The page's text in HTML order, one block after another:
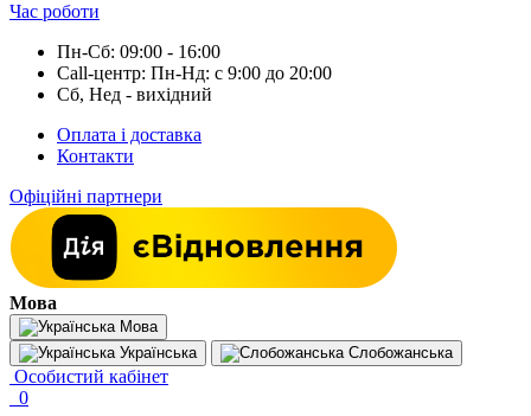
Час роботи
Пн-Сб: 09:00 - 16:00
Call-центр: Пн-Нд: с 9:00 до 20:00
Сб, Нед - вихідний
Оплата і доставка
Контакти
Офіційні партнери
Мова
Мова
Українська
Слобожанська
Особистий кабінет
0